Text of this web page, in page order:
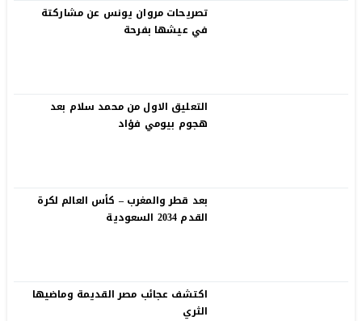
تصريحات مروان يونس عن مشاركتة
في عيشها بفرحة
التعليق الاول من محمد سلام بعد
هجوم بيومي فؤاد
بعد قطر والمغرب – كأس العالم لكرة
القدم 2034 السعودية
اكتشف عجائب مصر القديمة وماضيها
الثري